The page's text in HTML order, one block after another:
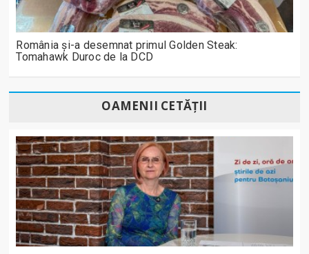
România și-a desemnat primul Golden Steak:
Tomahawk Duroc de la DCD
OAMENII CETĂȚII